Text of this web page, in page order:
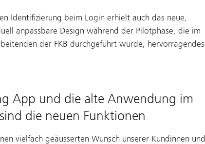
Identifizierung beim Login erhielt auch das neue,
anpassbare Design während der Pilotphase, die im
der FKB durchgeführt wurde, hervorragendes
App und die alte Anwendung im
die neuen Funktionen
vielfach geäusserten Wunsch unserer Kundinnen und